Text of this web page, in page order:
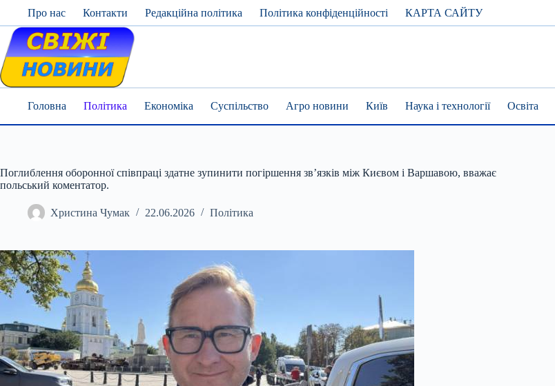
content
Про нас Контакти Редакційна політика Політика конфіденційності КАРТА САЙТУ
Головна Політика Економіка Суспільство Агро новини Київ Наука і технології Освіта
Поглиблення оборонної співпраці здатне зупинити погіршення зв’язків між Києвом і Варшавою, вважає
польський коментатор.
Христина Чумак 22.06.2026 Політика